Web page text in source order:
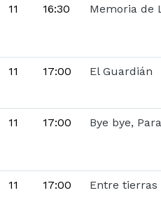
11 16:30 Memoria de
11 17:00 El Guardián
11 17:00 Bye bye,
11 17:00 Entre tierras